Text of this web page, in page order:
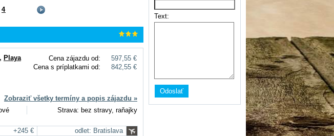
4
Cena zájazdu od:
597,55 €
Cena s príplatkami od:
842,55 €
, Playa
Zobraziť všetky termíny a popis zájazdu »
Strava: bez stravy, raňajky
+245 €
odlet: Bratislava
Text: